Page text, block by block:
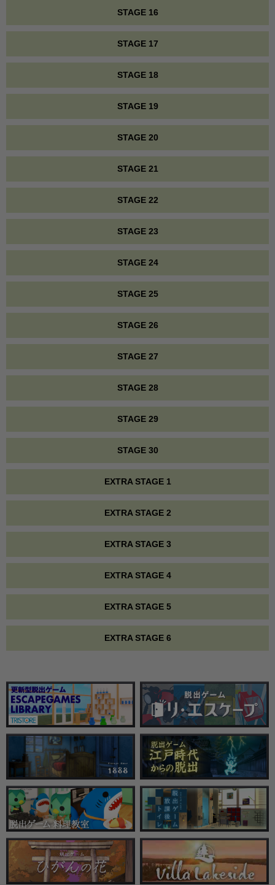
STAGE 16
STAGE 17
STAGE 18
STAGE 19
STAGE 20
STAGE 21
STAGE 22
STAGE 23
STAGE 24
STAGE 25
STAGE 26
STAGE 27
STAGE 28
STAGE 29
STAGE 30
EXTRA STAGE 1
EXTRA STAGE 2
EXTRA STAGE 3
EXTRA STAGE 4
EXTRA STAGE 5
EXTRA STAGE 6